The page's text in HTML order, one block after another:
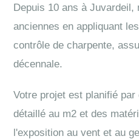
Depuis 10 ans à
anciennes en appliquant
contrôle de charpente,
décennale.
Votre projet est planifié
détaillé au m2 et des
l'exposition au vent et au